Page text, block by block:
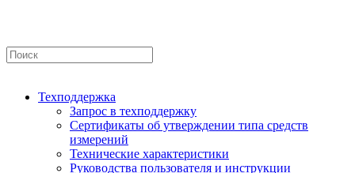
Техподдержка
Запрос в техподдержку
Сертификаты об утверждении типа средств
измерений
Технические характеристики
Руководства пользователя и инструкции